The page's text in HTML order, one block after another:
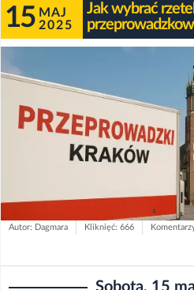
15 MAJ
2025
Jak wybrać
Autor: Dagmara Kliknięć: 666
Sobota, 15